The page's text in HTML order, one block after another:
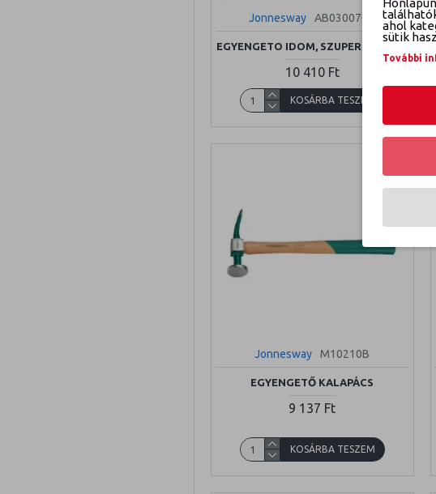
Jonnesway AB030070C
EGYENGETO IDOM, SZUPER VÉKONY
10 410 Ft
KOSÁRBA TESZEM
Jonnesway M10210B
EGYENGETŐ KALAPÁCS
9 137 Ft
KOSÁRBA TESZEM
ahol
sütik
További